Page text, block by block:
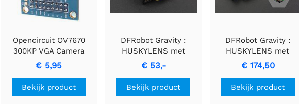
Opencircuit OV7670
300KP VGA Camera
Module
€ 5,95
Bekijk product
DFRobot Gravity :
HUSKYLENS met
siliconen hoes
€ 53,-
Bekijk product
DFRobot Gravity :
HUSKYLENS met
Devastator Tank
Robot Platform en
Romeo V2
€ 174,50
Bekijk product